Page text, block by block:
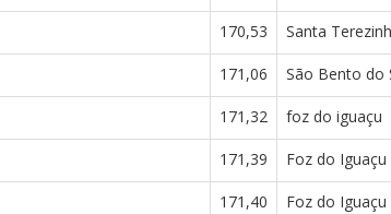
170,53 Santa
171,06 São Bento do
171,32 foz do iguaçu
171,39 Foz do Iguaçu
171,40 Foz do Iguaçu